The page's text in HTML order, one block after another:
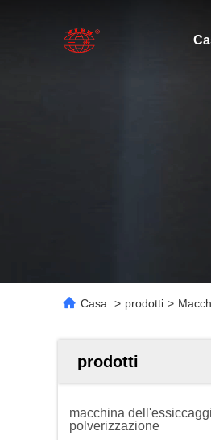
Casa. > prodotti >
prodotti
macchina
polverizzazione